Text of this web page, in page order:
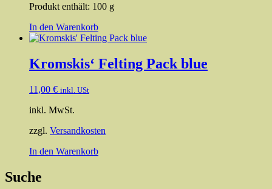
Produkt enthält: 100 g
In den Warenkorb
Kromskis‘ Felting Pack blue
11,00 € inkl. USt
inkl. MwSt.
zzgl. Versandkosten
In den Warenkorb
Suche